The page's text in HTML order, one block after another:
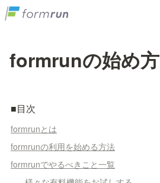
formrunの始め方
■目次
formrunとは
formrunの利用を始める方法
formrunでやるべきこと一覧